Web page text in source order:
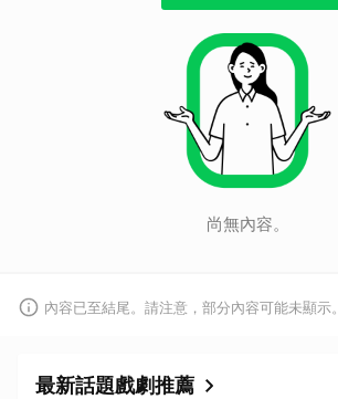
尚無內容。
內容已至結尾。請注意，部分內容可能未顯示。
最新話題戲劇推薦